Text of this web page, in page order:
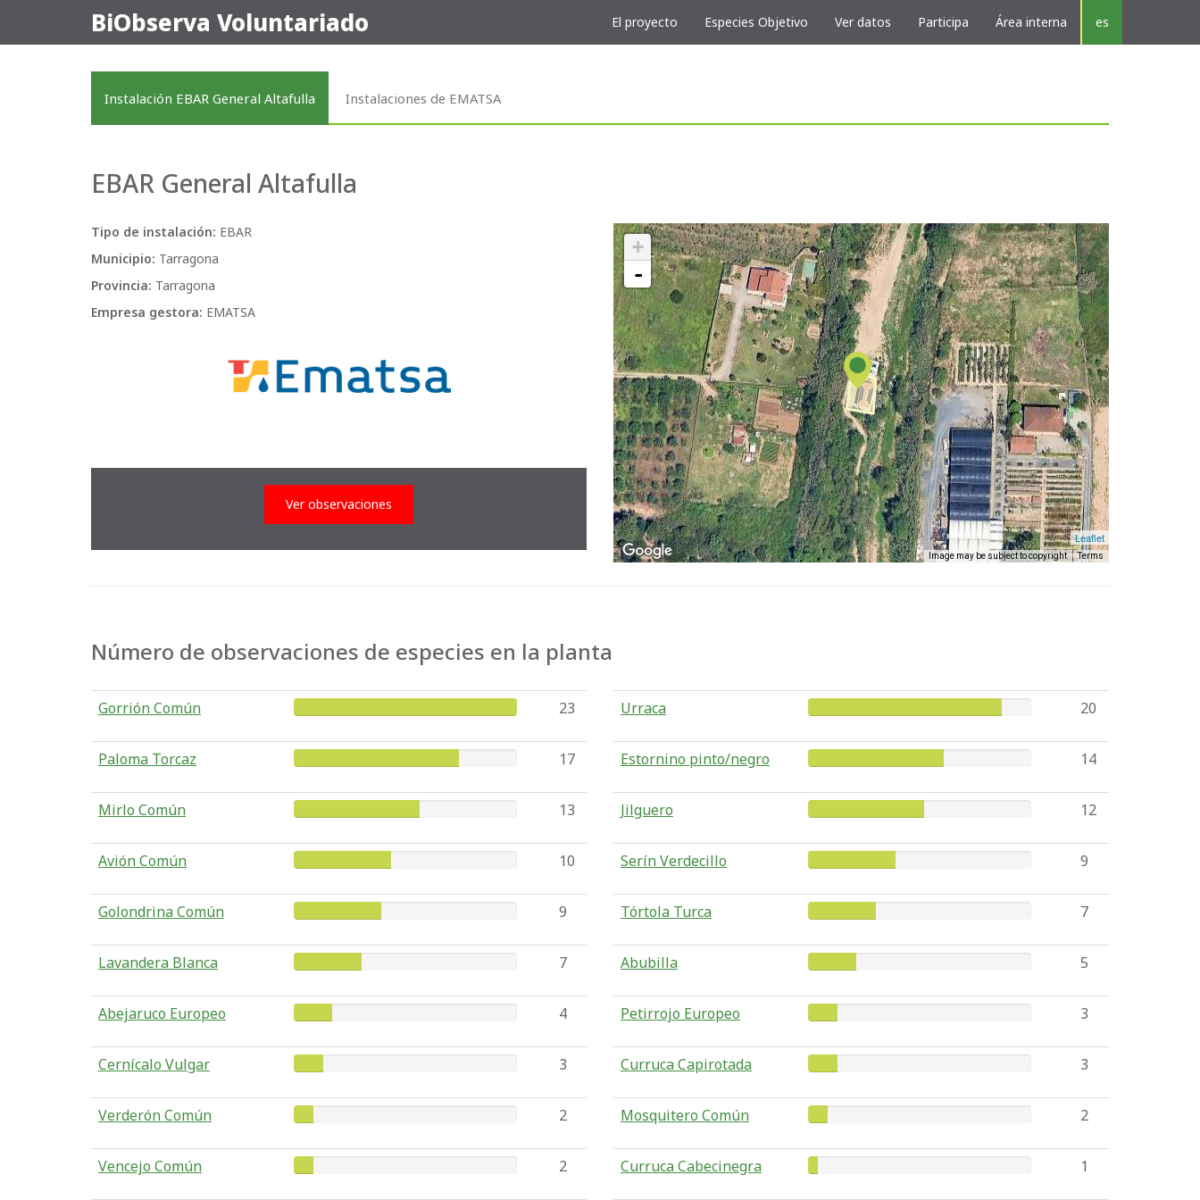
BiObserva Voluntariado El proyecto Especies Objetivo Ver datos Participa Área interna es
Instalación EBAR General Altafulla Instalaciones de EMATSA
EBAR General Altafulla
Tipo de instalación: EBAR
Municipio: Tarragona
Provincia: Tarragona
Empresa gestora: EMATSA
Ver observaciones
+
-
Leaflet
Image may be subject to copyright Terms
Número de observaciones de especies en la planta
Gorrión Común 23
Paloma Torcaz 17
Mirlo Común 13
Avión Común 10
Golondrina Común 9
Lavandera Blanca 7
Abejaruco Europeo 4
Cernícalo Vulgar 3
Verderón Común 2
Vencejo Común 2
Urraca 20
Estornino pinto/negro 14
Jilguero 12
Serín Verdecillo 9
Tórtola Turca 7
Abubilla 5
Petirrojo Europeo 3
Curruca Capirotada 3
Mosquitero Común 2
Curruca Cabecinegra 1